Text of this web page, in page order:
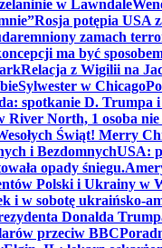
w Lawndale
Rosja potępia USA
zamach
ma być
Relacja z Wigilii na
Sylwester w Chicago
spotkanie D. Trumpa
River North, 1 osoba nie
Świąt! Merry
i BezdomnychUSA:
opady śniegu.
Polski i Ukrainy w
i w sobotę ukraińsko-
Donalda
przeciw BBC